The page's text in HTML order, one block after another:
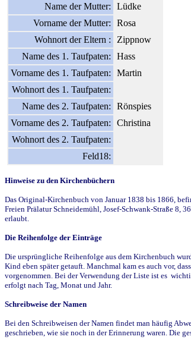
Name der Mutter:
Lüdke
Vorname der Mutter:
Rosa
Wohnort der Eltern :
Zippnow
Name des 1. Taufpaten:
Hass
Vorname des 1. Taufpaten:
Martin
Wohnort des 1. Taufpaten:
Name des 2. Taufpaten:
Rönspies
Vorname des 2. Taufpaten:
Christina
Wohnort des 2. Taufpaten:
Feld18:
Hinweise zu den Kirchenbüchern
Das Original-Kirchenbuch von Januar 1838 bis 1866,
Freien Prälatur Schneidemühl, Josef-Schwank-Straße 8,
erlaubt.
Die Reihenfolge der Einträge
Die ursprüngliche Reihenfolge aus dem Kirchenbuch
Kind eben später getauft. Manchmal kam es auch vor,
vorgenommen. Bei der Verwendung der Liste ist es
erfolgt nach Tag, Monat und Jahr.
Schreibweise der Namen
Bei den Schreibweisen der Namen findet man häufig
geschrieben, wie sie noch in der Erinnerung waren. Die